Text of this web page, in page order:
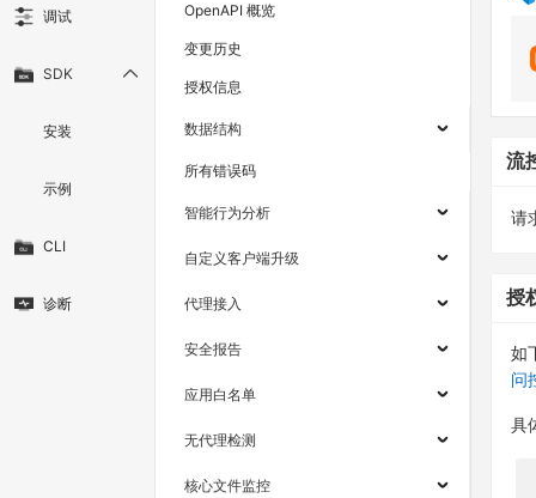
调试
SDK
安装
示例
CLI
诊断
OpenAPI 概览
变更历史
授权信息
数据结构
所有错误码
智能行为分析
自定义客户端升级
代理接入
安全报告
应用白名单
无代理检测
核心文件监控
流
请
授
如
问
具